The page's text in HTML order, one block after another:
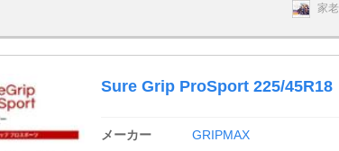
家老
Sure Grip ProSport 225/45R18
メーカー GRIPMAX